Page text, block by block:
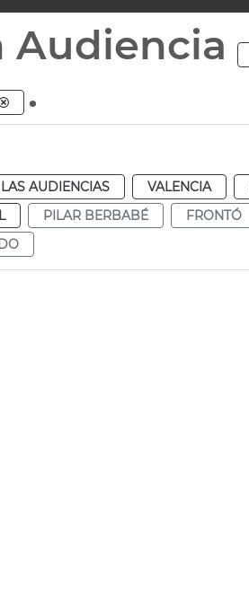
Audiencia
.
AUDIENCIAS VALENCIA
PILAR BERBABÉ FRONTÓ